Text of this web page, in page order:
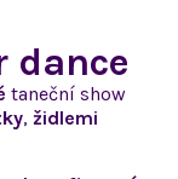
dance
taneční show
, židlemi